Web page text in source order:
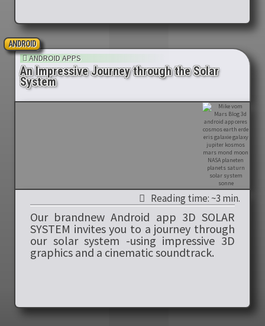
ANDROID
ANDROID APPS
An Impressive Journey through the Solar
System
Reading time: ~3 min.
Our brandnew Android app 3D SOLAR
SYSTEM invites you to a journey through
our solar system -using impressive 3D
graphics and a cinematic soundtrack.